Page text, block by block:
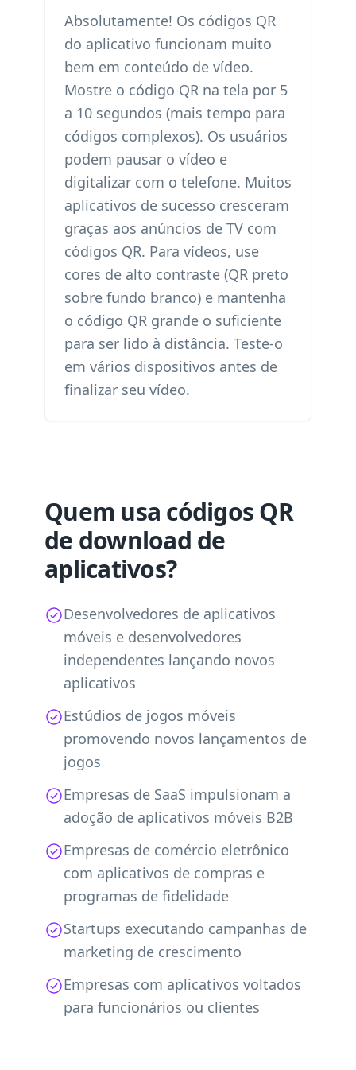
Absolutamente! Os códigos QR
do aplicativo funcionam muito
bem em conteúdo de vídeo.
Mostre o código QR na tela por 5
a 10 segundos (mais tempo para
códigos complexos). Os usuários
podem pausar o vídeo e
digitalizar com o telefone. Muitos
aplicativos de sucesso cresceram
graças aos anúncios de TV com
códigos QR. Para vídeos, use
cores de alto contraste (QR preto
sobre fundo branco) e mantenha
o código QR grande o suficiente
para ser lido à distância. Teste-o
em vários dispositivos antes de
finalizar seu vídeo.
Quem usa códigos QR
de download de
aplicativos?
Desenvolvedores de aplicativos
móveis e desenvolvedores
independentes lançando novos
aplicativos
Estúdios de jogos móveis
promovendo novos lançamentos de
jogos
Empresas de SaaS impulsionam a
adoção de aplicativos móveis B2B
Empresas de comércio eletrônico
com aplicativos de compras e
programas de fidelidade
Startups executando campanhas de
marketing de crescimento
Empresas com aplicativos voltados
para funcionários ou clientes